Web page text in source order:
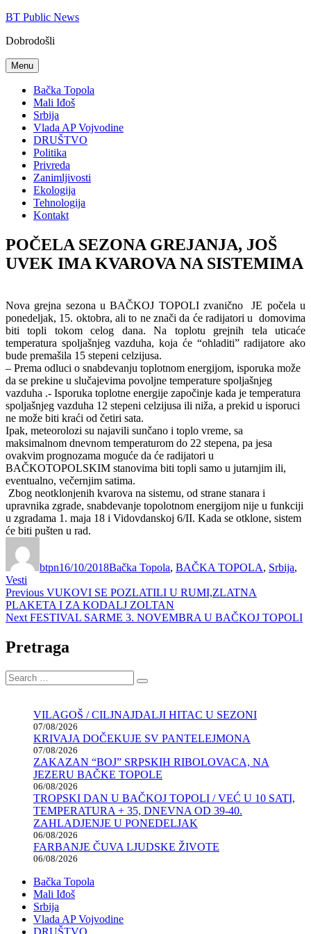
Skip
content
BT Public News
Dobrodošli
Menu
Bačka Topola
Mali Iđoš
Srbija
Vlada AP Vojvodine
DRUŠTVO
Politika
Privreda
Zanimljivosti
Ekologija
Tehnologija
Kontakt
POČELA SEZONA GREJANJA, JOŠ
UVEK IMA KVAROVA NA SISTEMIMA
Nova grejna sezona u BAČKOJ TOPOLI zvanično JE počela u
ponedeljak, 15. oktobra, ali to ne znači da će radijatori u domovima
biti topli tokom celog dana. Na toplotu grejnih tela uticaće
temperatura spoljašnjeg vazduha, koja će “ohladiti” radijatore ako
bude premašila 15 stepeni celzijusa.
– Prema odluci o snabdevanju toplotnom energijom, isporuka može
da se prekine u slučajevima povoljne temperature spoljašnjeg
vazduha .- Isporuka toplotne energije započinje kada je temperatura
spoljašnjeg vazduha 12 stepeni celzijusa ili niža, a prekid u isporuci
ne može biti kraći od četiri sata.
Ipak, meteorolozi su najavili sunčano i toplo vreme, sa
maksimalnom dnevnom temperaturom do 22 stepena, pa jesa
ovakvim prognozama moguće da će radijatori u
BAČKOTOPOLSKIM stanovima biti topli samo u jutarnjim ili,
eventualno, večernjim satima.
Zbog neotklonjenih kvarova na sistemu, od strane stanara i
upravnika zgrade, snabdevanje topolotnom energijom nije u funkciji
u zgradama 1. maja 18 i Vidovdanskoj 6/II. Kada se otklone, sistem
će biti pušten u rad.
btpn16/10/2018Bačka Topola, BAČKA TOPOLA, Srbija,
Vesti
Post
navigation
Previous Previous
post:
VUKOVI SE POZLATILI U RUMI,ZLATNA
PLAKETA I ZA KODALJ ZOLTAN
Next Next
FESTIVAL SARME 3. NOVEMBRA U BAČKOJ TOPOLI
Pretraga
Search
for:
Search
VILAGOŠ / CILJNAJDALJI HITAC U SEZONI
07/08/2026
KRIVAJA DOČEKUJE SV PANTELEJMONA
07/08/2026
ZAKAZAN “BOJ” SRPSKIH RIBOLOVACA, NA
JEZERU BAČKE TOPOLE
06/08/2026
TROPSKI DAN U BAČKOJ TOPOLI / VEĆ U 10 SATI,
TEMPERATURA + 35, DNEVNA OD 39-40.
ZAHLADJENJE U PONEDELJAK
06/08/2026
FARBANJE ČUVA LJUDSKE ŽIVOTE
06/08/2026
Bačka Topola
Mali Iđoš
Srbija
Vlada AP Vojvodine
DRUŠTVO